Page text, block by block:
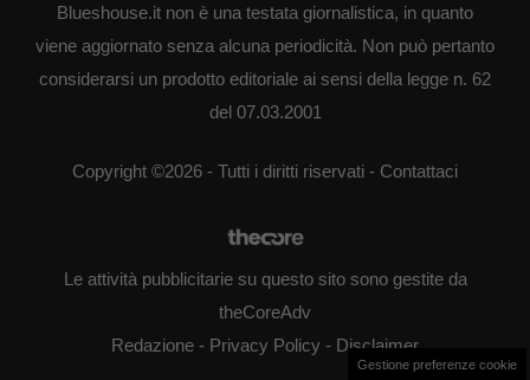
Blueshouse.it non è una testata giornalistica, in quanto
viene aggiornato senza alcuna periodicità. Non può pertanto
considerarsi un prodotto editoriale ai sensi della legge n. 62
del 07.03.2001
Copyright ©2026 - Tutti i diritti riservati - Contattaci
Le attività pubblicitarie su questo sito sono gestite da
theCoreAdv
Redazione - Privacy Policy - Disclaimer
Gestione preferenze cookie